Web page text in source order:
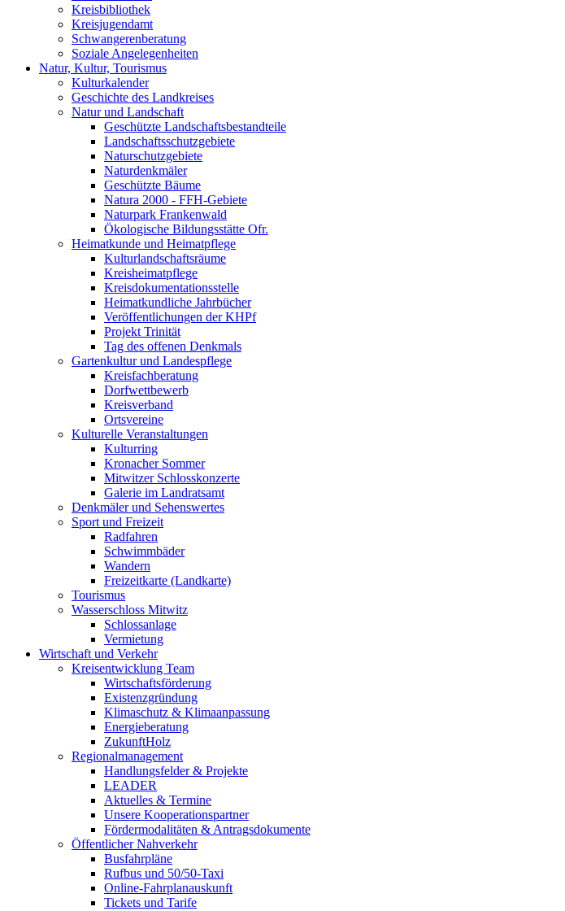
Kreisbibliothek
Kreisjugendamt
Schwangerenberatung
Soziale Angelegenheiten
Natur, Kultur, Tourismus
Kulturkalender
Geschichte des Landkreises
Natur und Landschaft
Geschützte Landschaftsbestandteile
Landschaftsschutzgebiete
Naturschutzgebiete
Naturdenkmäler
Geschützte Bäume
Natura 2000 - FFH-Gebiete
Naturpark Frankenwald
Ökologische Bildungsstätte Ofr.
Heimatkunde und Heimatpflege
Kulturlandschaftsräume
Kreisheimatpflege
Kreisdokumentationsstelle
Heimatkundliche Jahrbücher
Veröffentlichungen der KHPf
Projekt Trinität
Tag des offenen Denkmals
Gartenkultur und Landespflege
Kreisfachberatung
Dorfwettbewerb
Kreisverband
Ortsvereine
Kulturelle Veranstaltungen
Kulturring
Kronacher Sommer
Mitwitzer Schlosskonzerte
Galerie im Landratsamt
Denkmäler und Sehenswertes
Sport und Freizeit
Radfahren
Schwimmbäder
Wandern
Freizeitkarte (Landkarte)
Tourismus
Wasserschloss Mitwitz
Schlossanlage
Vermietung
Wirtschaft und Verkehr
Kreisentwicklung Team
Wirtschaftsförderung
Existenzgründung
Klimaschutz & Klimaanpassung
Energieberatung
ZukunftHolz
Regionalmanagement
Handlungsfelder & Projekte
LEADER
Aktuelles & Termine
Unsere Kooperationspartner
Fördermodalitäten & Antragsdokumente
Öffentlicher Nahverkehr
Busfahrpläne
Rufbus und 50/50-Taxi
Online-Fahrplanauskunft
Tickets und Tarife